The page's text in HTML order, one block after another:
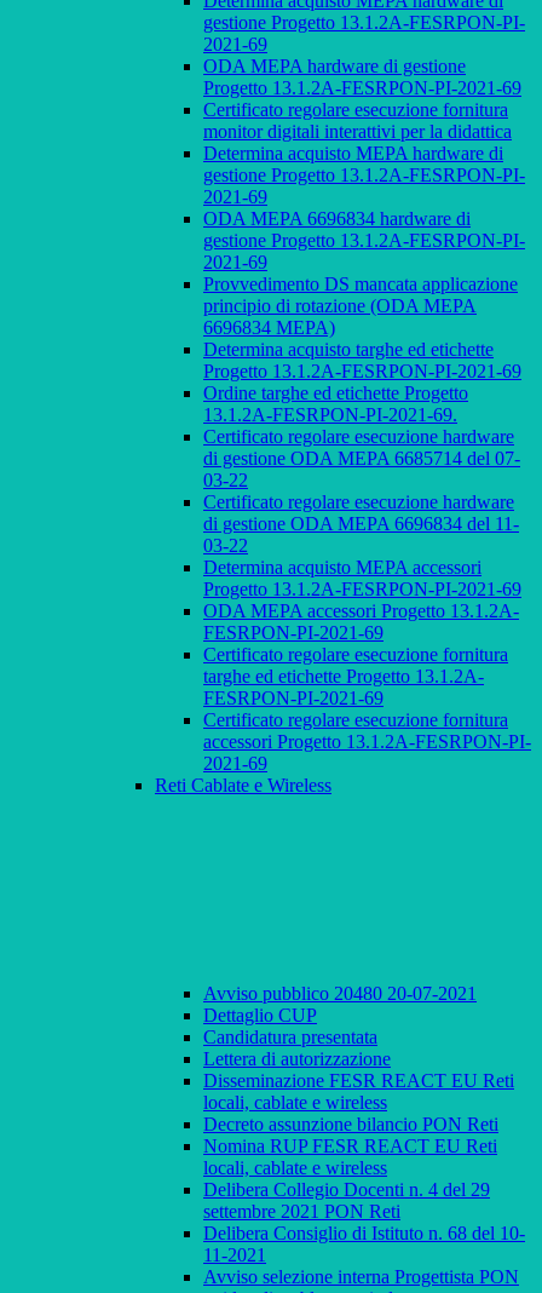
gestione Progetto 13.1.2A-FESRPON-PI-
2021-69
ODA MEPA hardware di gestione
Progetto 13.1.2A-FESRPON-PI-2021-69
Certificato regolare esecuzione fornitura
monitor digitali interattivi per la didattica
Determina acquisto MEPA hardware di
gestione Progetto 13.1.2A-FESRPON-PI-
2021-69
ODA MEPA 6696834 hardware di
gestione Progetto 13.1.2A-FESRPON-PI-
2021-69
Provvedimento DS mancata applicazione
principio di rotazione (ODA MEPA
6696834 MEPA)
Determina acquisto targhe ed etichette
Progetto 13.1.2A-FESRPON-PI-2021-69
Ordine targhe ed etichette Progetto
13.1.2A-FESRPON-PI-2021-69.
Certificato regolare esecuzione hardware
di gestione ODA MEPA 6685714 del 07-
03-22
Certificato regolare esecuzione hardware
di gestione ODA MEPA 6696834 del 11-
03-22
Determina acquisto MEPA accessori
Progetto 13.1.2A-FESRPON-PI-2021-69
ODA MEPA accessori Progetto 13.1.2A-
FESRPON-PI-2021-69
Certificato regolare esecuzione fornitura
targhe ed etichette Progetto 13.1.2A-
FESRPON-PI-2021-69
Certificato regolare esecuzione fornitura
accessori Progetto 13.1.2A-FESRPON-PI-
2021-69
Reti Cablate e Wireless
Avviso pubblico 20480 20-07-2021
Dettaglio CUP
Candidatura presentata
Lettera di autorizzazione
Disseminazione FESR REACT EU Reti
locali, cablate e wireless
Decreto assunzione bilancio PON Reti
Nomina RUP FESR REACT EU Reti
locali, cablate e wireless
Delibera Collegio Docenti n. 4 del 29
settembre 2021 PON Reti
Delibera Consiglio di Istituto n. 68 del 10-
11-2021
Avviso selezione interna Progettista PON